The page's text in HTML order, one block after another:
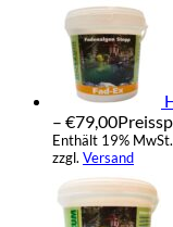
– €79,00
Enthält 19% MwSt.
zzgl. Versand